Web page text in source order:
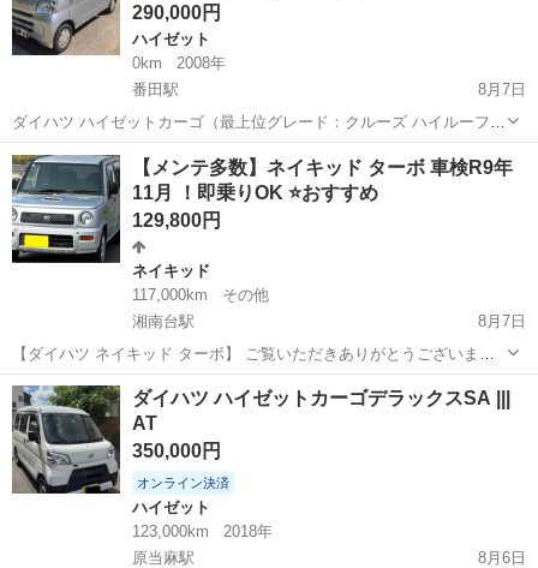
290,000円
ハイゼット
0km
2008年
番田駅
8月7日
ダイハツ ハイゼットカーゴ（最上位グレード：クルーズ ハイルーフ
4WD）の出品です。 遠方（300km）の長距離走行もエアコンを効かせ
た状態で何の問題もなく快適に走行できました。燃費も非常に良く経
済的な1台です。 【車...
神奈川 愛甲郡 ハイゼット
【メンテ多数】ネイキッド ターボ 車検R9年
11月 ！即乗りOK ⭐おすすめ
129,800円
ネイキッド
117,000km
その他
湘南台駅
8月7日
【ダイハツ ネイキッド ターボ】 ご覧いただきありがとうございま
す。 車両情報 ・型式：GF-L750S ・2WD ・ターボ車 車両状態 高速道
路で約80km走行し、走行チェックを行いましたが、走行中に気になる
不具合は...
神奈川 藤沢市 湘南台駅 ネイキッド ターボ
ダイハツ ハイゼットカーゴデラックスSA |||
AT
350,000円
オンライン決済
ハイゼット
123,000km
2018年
原当麻駅
8月6日